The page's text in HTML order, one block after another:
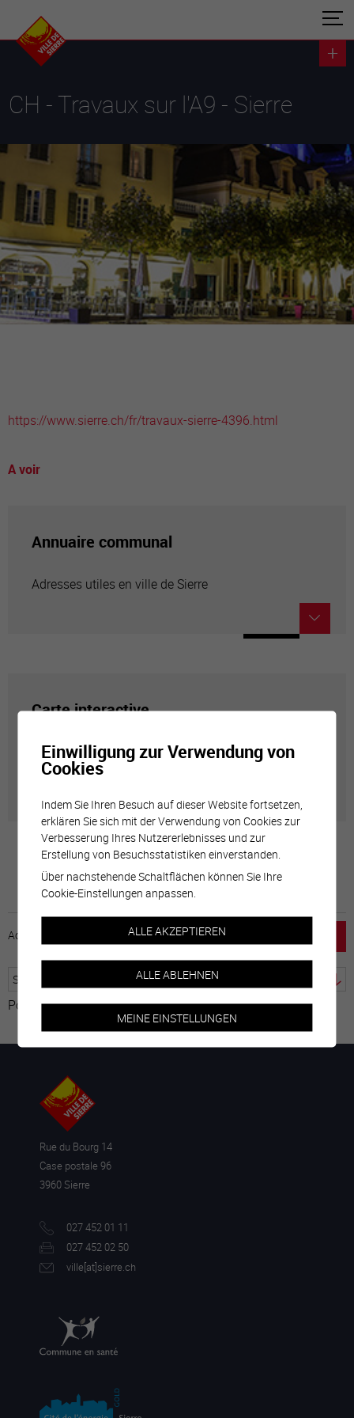
CH - Travaux sur l'A9 - Sierre
https://www.sierre.ch/fr/travaux-sierre-4396.html
A voir
Annuaire communal
Adresses utiles en ville de Sierre
Carte interactive
Géolocalisation de tous les points d'intérêt de la Ville
de Sierre.
Accueil emploi Mentions légales
Powered by Google Übersetzer
Rue du Bourg 14
Case postale 96
3960 Sierre
027 452 01 11
027 452 02 50
ville[at]sierre.ch
Einwilligung zur Verwendung von
Cookies
Indem Sie Ihren Besuch auf dieser Website fortsetzen,
erklären Sie sich mit der Verwendung von Cookies zur
Verbesserung Ihres Nutzererlebnisses und zur
Erstellung von Besuchsstatistiken einverstanden.
Über nachstehende Schaltflächen können Sie Ihre
Cookie-Einstellungen anpassen.
ALLE AKZEPTIEREN
ALLE ABLEHNEN
MEINE EINSTELLUNGEN